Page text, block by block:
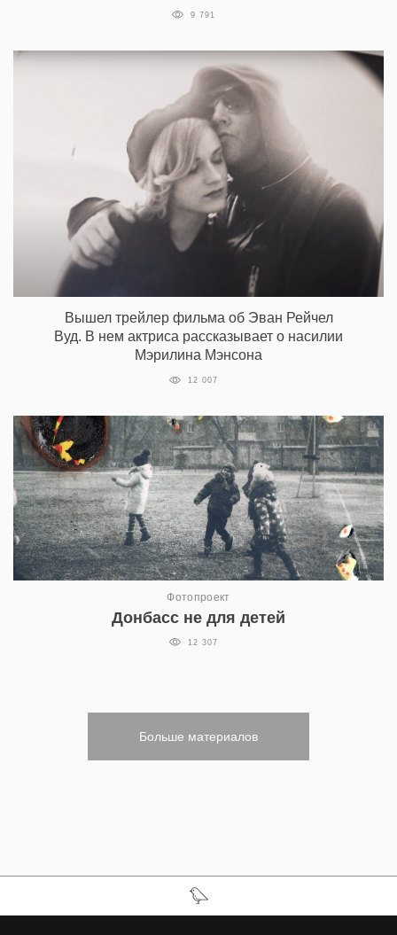
9 791
Вышел трейлер фильма об Эван Рейчел
Вуд. В нем актриса рассказывает о насилии
Мэрилина Мэнсона
12 007
Фотопроект
Донбасс не для детей
12 307
Больше материалов